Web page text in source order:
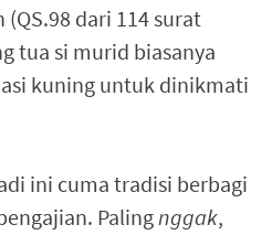
dari 114 surat
tua si murid biasanya
kuning untuk dinikmati
ini cuma tradisi berbagi
Palingnggak,